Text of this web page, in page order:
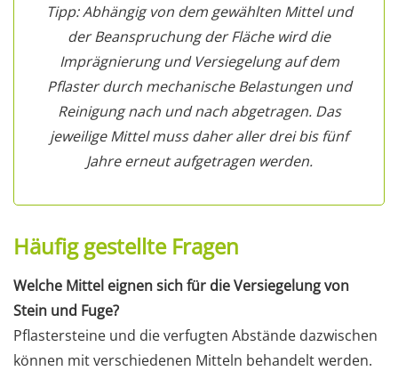
Tipp: Abhängig von dem gewählten Mittel und
der Beanspruchung der Fläche wird die
Imprägnierung und Versiegelung auf dem
Pflaster durch mechanische Belastungen und
Reinigung nach und nach abgetragen. Das
jeweilige Mittel muss daher aller drei bis fünf
Jahre erneut aufgetragen werden.
Häufig gestellte Fragen
Welche Mittel eignen sich für die Versiegelung von
Stein und Fuge?
Pflastersteine und die verfugten Abstände dazwischen
können mit verschiedenen Mitteln behandelt werden.